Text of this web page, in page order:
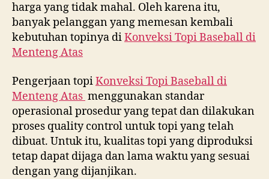
harga yang tidak mahal. Oleh karena itu,
banyak pelanggan yang memesan kembali
kebutuhan topinya diKonveksi Topi Baseball di
Menteng Atas
Pengerjaan topiKonveksi Topi Baseball di
Menteng Atas menggunakan standar
operasional prosedur yang tepat dan dilakukan
proses quality control untuk topi yang telah
dibuat. Untuk itu, kualitas topi yang diproduksi
tetap dapat dijaga dan lama waktu yang sesuai
dengan yang dijanjikan.